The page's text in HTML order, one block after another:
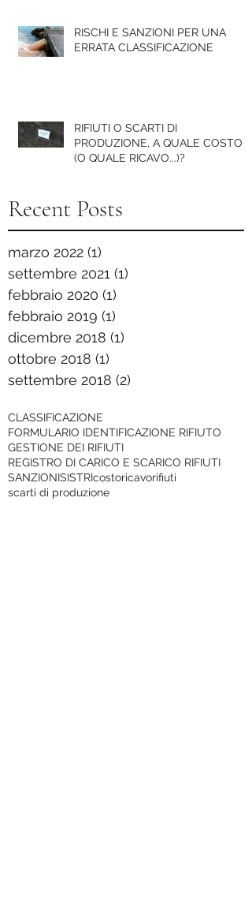
Recent Posts
RISCHI E SANZIONI PER UNA
ERRATA CLASSIFICAZIONE
RIFIUTI O SCARTI DI
PRODUZIONE, A QUALE COSTO
(O QUALE RICAVO...)?
marzo 2022 (1)
settembre 2021 (1)
febbraio 2020 (1)
febbraio 2019 (1)
dicembre 2018 (1)
ottobre 2018 (1)
settembre 2018 (2)
CLASSIFICAZIONE
FORMULARIO IDENTIFICAZIONE RIFIUTO
GESTIONE DEI RIFIUTI
REGISTRO DI CARICO E SCARICO RIFIUTI
SANZIONISISTRIcostoricavorifiuti
scarti di produzione